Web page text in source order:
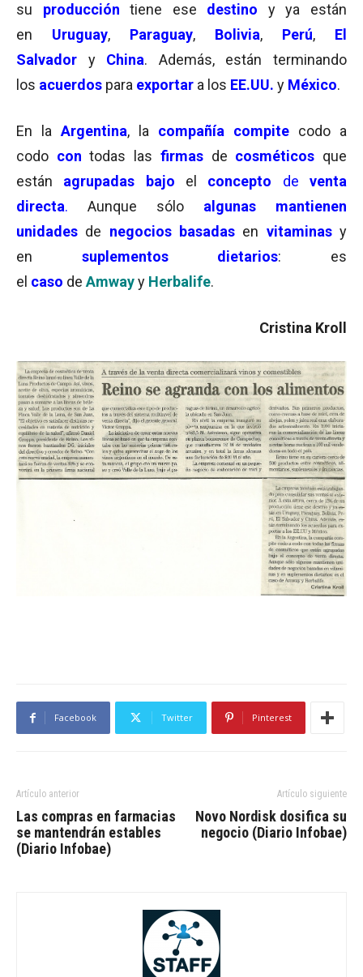
su produccióntiene ese destino y ya están
en Uruguay, Paraguay, Bolivia, Perú, El
Salvador
y China. Además, están terminando
los acuerdos para exportar a los EE.UU. y México.
En la Argentina, la compañía compite codo a
codo contodas las firmas de cosméticos que
están agrupadas bajo el concepto deventa
directa. Aunque sólo algunas mantienen
unidades de negocios basadas en vitaminasy
en suplementos dietarios: es
el caso de Amwayy Herbalife.
Cristina Kroll
Facebook Twitter Pinterest
Artículo anterior
Las compras en farmacias
se mantendrán estables
(Diario Infobae)
Artículo siguiente
Novo Nordisk dosifica su
negocio (Diario Infobae)